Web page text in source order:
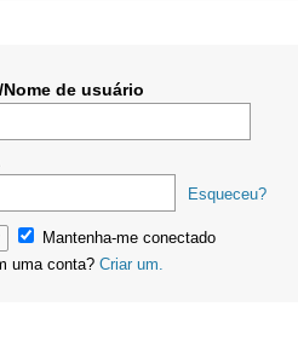
Nome de usuário
Esqueceu?
Mantenha-me conectado
uma conta? Criar um.